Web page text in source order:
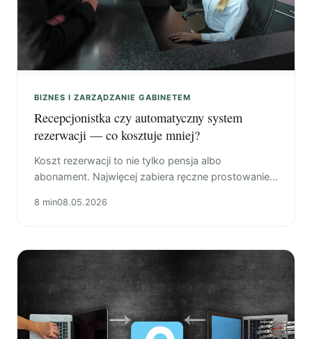
BIZNES I ZARZĄDZANIE GABINETEM
Recepcjonistka czy automatyczny system
rezerwacji — co kosztuje mniej?
Koszt rezerwacji to nie tylko pensja albo
abonament. Najwięcej zabiera ręczne prostowanie
sesjami.
8 min08.05.2026